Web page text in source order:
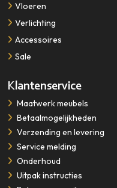
Vloeren
Verlichting
Accessoires
Sale
Klantenservice
​​​​​​​Maatwerk meubels
Betaalmogelijkheden
Verzending en levering
Service melding
Onderhoud
Uitpak instructies